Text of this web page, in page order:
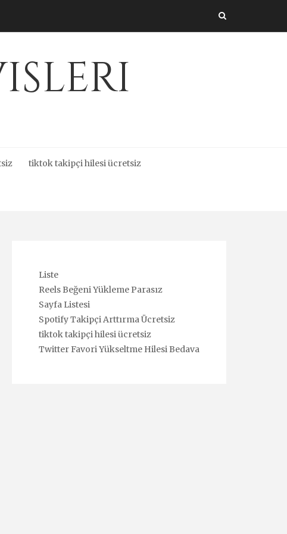
tiktok takipçi hilesi ücretsiz
Liste
Reels Beğeni Yükleme Parasız
Sayfa Listesi
Spotify Takipçi Arttırma Ücretsiz
tiktok takipçi hilesi ücretsiz
Twitter Favori Yükseltme Hilesi Bedava